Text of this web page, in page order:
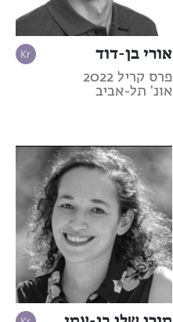
אורי בן-דוד
פרס קריל 2022
אונ' תל-אביב